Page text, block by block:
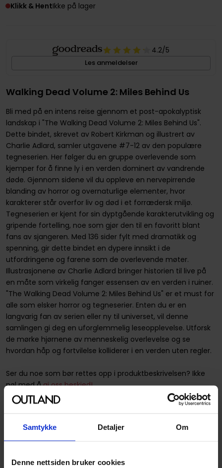
Samtykke Detaljer Om
Denne nettsiden bruker cookies
Klikk & HentIkke på lager
4.2/5
Les anmeldelser
Walking Dead Volume 2: Miles Behind Us
Bli med på en intens reise gjennom et post-apokalyptisk
landskap i "The Walking Dead Volume 2: Miles Behind Us".
Dette bindet, skrevet av Robert Kirkman og illustrert av
Charlie Adlard, samler utgavene #7-12 av den populære
tegneserien. Her følger du en gruppe overlevende som
kjemper for å finne ly i en verden dominert av vandrende
døde. Gjennom sidene vil du oppleve en nervepirrende
blanding av horror og overnaturlige elementer, hvor
karakterer står overfor liv og død i et forrædersk miljø.
Tegneserien er kjent for sin dyptgående karakterutvikling og
gripende fortelling, noe som gjør den til en favoritt blant
fans av sjangeren. Med 136 sider fylt med dramatikk og
spenning, gir dette bindet en dypere innsikt i de
utfordringene og farene som de overlevende møter.
Illustrasjonene av Charlie Adlard bringer historien til live på
en måte som virkelig fanger essensen av en verden i ruiner.
"The Walking Dead Volume 2: Miles Behind Us" er et must for
alle som elsker horror og tegneserier. Enten du er en
langvarig fan av serien eller ny til universet, vil denne
samlingen gi deg en uforglemmelig leseopplevelse. Utforsk
de mørke hjørnene av menneskelig overlevelse og se
hvordan håp og fortvilelse kolliderer i en verden uten regler.
Ser du noe som bør rettes opp i produktbeskrivelsen? Ikke
nøl med ågi oss beskjed!
Varenummer